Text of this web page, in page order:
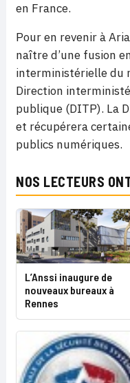
en France.
Pour en revenir à
naître d’une fusion
interministérielle du
Direction
publique (DITP). La
et récupérera
publics numériques.
NOS LECTEURS
L’Anssi inaugure de
nouveaux bureaux à
Rennes